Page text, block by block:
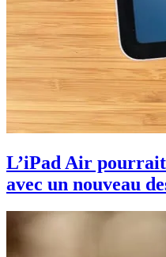
L’iPad Air
avec un nouveau